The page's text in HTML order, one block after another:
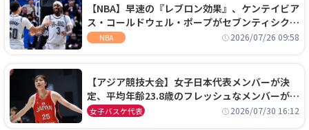
【NBA】早速の『レブロン効果』、ケンテイビア
ス・コールドウェル・ポープがセブンティシクサ
ーズに1年契約で加入
NBA 2026/07/26 09:58
【アジア競技大会】女子日本代表メンバーが決
定、平均年齢23.8歳のフレッシュなメンバーが日
本開催の大舞台で頂点を狙う
女子バスケ代表 2026/07/30 16:12